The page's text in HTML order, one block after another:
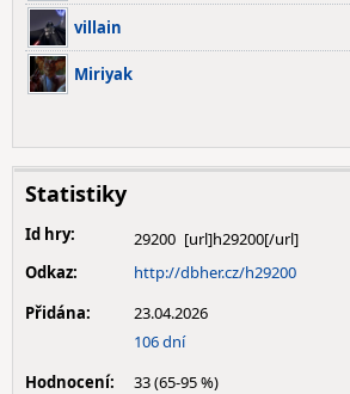
villain
Miriyak
Statistiky
Id hry:
29200
Odkaz:
http://dbher.cz/h29200
Přidána:
23.04.2026
106 dní
Hodnocení:
33 (65-95 %)